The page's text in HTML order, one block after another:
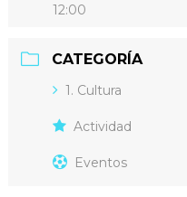
12:00
CATEGORÍA
1. Cultura
Actividad
Eventos